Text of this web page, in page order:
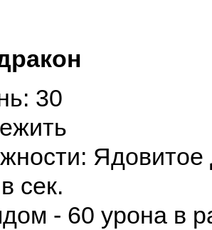
30
Ядовитое
сек.
- 60 урона в